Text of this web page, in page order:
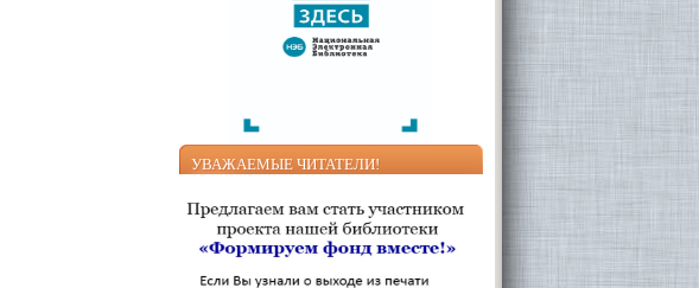
УВАЖАЕМЫЕ ЧИТАТЕЛИ!